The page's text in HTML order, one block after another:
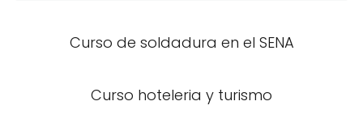
Curso de soldadura en el SENA
Curso hoteleria y turismo